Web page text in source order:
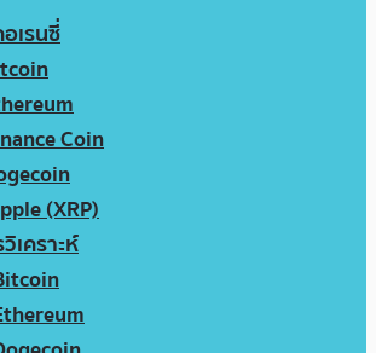
เรนซี่
Coin
(XRP)
เคราะห์